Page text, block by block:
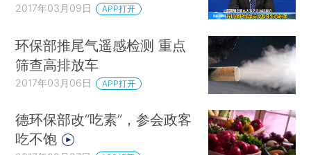
2017年03月09日 APP打开
环保部推尾气遥感检测 重点
筛查高排放车
2017年03月06日 APP打开
德环保部改“吃素”，参会政客
吃不饱